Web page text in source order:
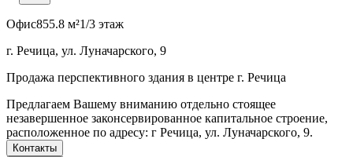
Офис855.8 м²1/3 этаж
г. Речица, ул. Луначарского, 9
Продажа перспективного здания в центре г. Речица
Предлагаем Вашему вниманию отдельно стоящее
незавершенное законсервированное капитальное строение,
расположенное по адресу: г Речица, ул. Луначарского, 9.
Контакты